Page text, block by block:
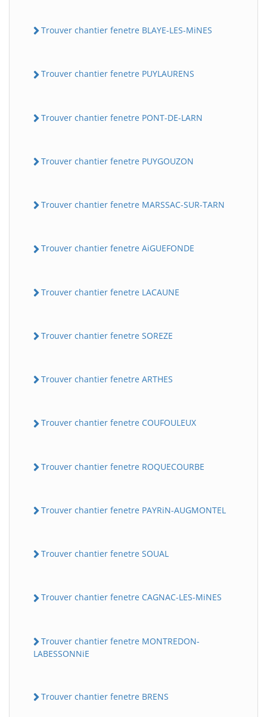
Trouver chantier fenetre BLAYE-LES-MiNES
Trouver chantier fenetre PUYLAURENS
Trouver chantier fenetre PONT-DE-LARN
Trouver chantier fenetre PUYGOUZON
Trouver chantier fenetre MARSSAC-SUR-TARN
Trouver chantier fenetre AiGUEFONDE
Trouver chantier fenetre LACAUNE
Trouver chantier fenetre SOREZE
Trouver chantier fenetre ARTHES
Trouver chantier fenetre COUFOULEUX
Trouver chantier fenetre ROQUECOURBE
Trouver chantier fenetre PAYRiN-AUGMONTEL
Trouver chantier fenetre SOUAL
Trouver chantier fenetre CAGNAC-LES-MiNES
Trouver chantier fenetre MONTREDON-
LABESSONNiE
Trouver chantier fenetre BRENS